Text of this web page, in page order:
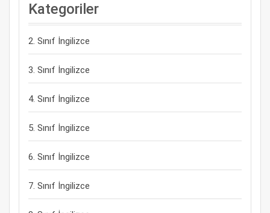
Kategoriler
2. Sınıf İngilizce
3. Sınıf İngilizce
4. Sınıf İngilizce
5. Sınıf İngilizce
6. Sınıf İngilizce
7. Sınıf İngilizce